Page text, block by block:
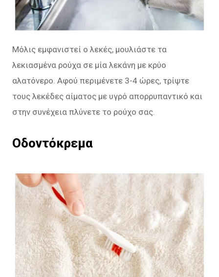
Μόλις εμφανιστεί ο λεκές, μουλιάστε τα
λεκιασμένα ρούχα σε μία λεκάνη με κρύο
αλατόνερο. Αφού περιμένετε 3-4 ώρες, τρίψτε
τους λεκέδες αίματος με υγρό απορρυπαντικό και
στην συνέχεια πλύνετε το ρούχο σας.
Οδοντόκρεμα